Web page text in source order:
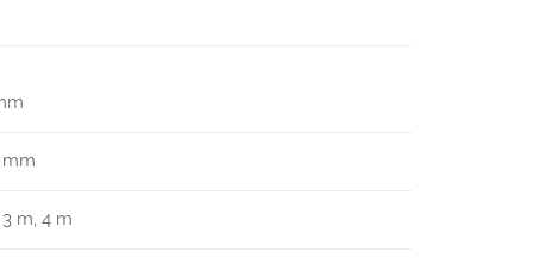
mm
m, 4 m